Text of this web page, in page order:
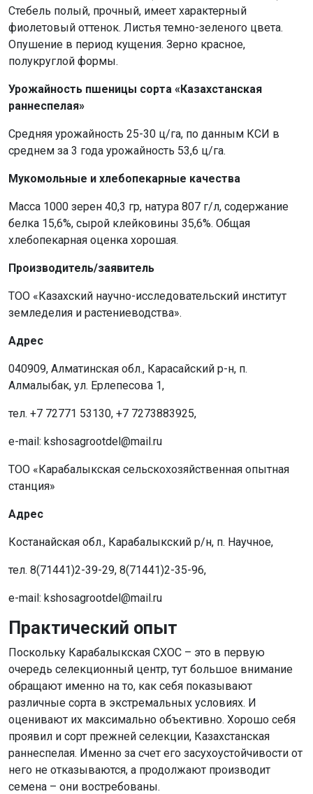
Стебель полый, прочный, имеет характерный
фиолетовый оттенок. Листья темно-зеленого цвета.
Опушение в период кущения. Зерно красное,
полукруглой формы.
Урожайность пшеницы сорта «Казахстанская
раннеспелая»
Средняя урожайность 25-30 ц/га, по данным КСИ в
среднем за 3 года урожайность 53,6 ц/га.
Мукомольные и хлебопекарные качества
Масса 1000 зерен 40,3 гр, натура 807 г/л, содержание
белка 15,6%, сырой клейковины 35,6%. Общая
хлебопекарная оценка хорошая.
Производитель/заявитель
ТОО «Казахский научно-исследовательский институт
земледелия и растениеводства».
Адрес
040909, Алматинская обл., Карасайский р-н, п.
Алмалыбак, ул. Ерлепесова 1,
тел. +7 72771 53130, +7 7273883925,
e-mail: kshosagrootdel@mail.ru
ТОО «Карабалыкская сельскохозяйственная опытная
станция»
Адрес
Костанайская обл., Карабалыкский р/н, п. Научное,
тел. 8(71441)2-39-29, 8(71441)2-35-96,
e-mail: kshosagrootdel@mail.ru
Практический опыт
Поскольку Карабалыкская СХОС – это в первую
очередь селекционный центр, тут большое внимание
обращают именно на то, как себя показывают
различные сорта в экстремальных условиях. И
оценивают их максимально объективно. Хорошо себя
проявил и сорт прежней селекции, Казахстанская
раннеспелая. Именно за счет его засухоустойчивости от
него не отказываются, а продолжают производит
семена – они востребованы.